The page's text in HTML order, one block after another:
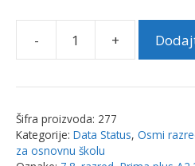
-
Prima
A
udžbenik
+
Šifra proizvoda: 277
Kategorije: Data Status, Osmi
za osnovnu školu